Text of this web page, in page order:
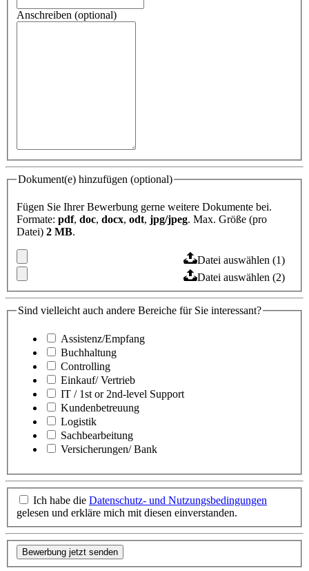
Anschreiben (optional)
Dokument(e) hinzufügen (optional)
Fügen Sie Ihrer Bewerbung gerne weitere Dokumente bei.
Formate: pdf, doc, docx, odt, jpg/jpeg. Max. Größe (pro
Datei) 2 MB.
Datei auswählen (1)
Datei auswählen (2)
Sind vielleicht auch andere Bereiche für Sie interessant?
Assistenz/Empfang
Buchhaltung
Controlling
Einkauf/ Vertrieb
IT / 1st or 2nd-level Support
Kundenbetreuung
Logistik
Sachbearbeitung
Versicherungen/ Bank
Ich habe die Datenschutz- und Nutzungsbedingungen
gelesen und erkläre mich mit diesen einverstanden.
Bewerbung jetzt senden